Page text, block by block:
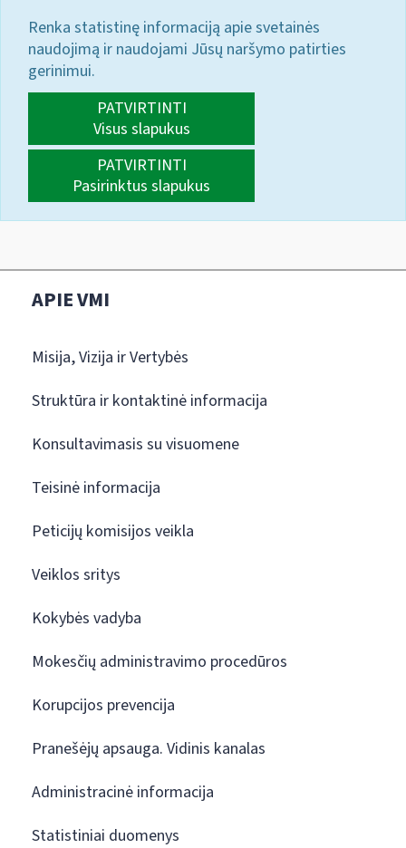
Renka statistinę informaciją apie svetainės
naudojimą ir naudojami Jūsų naršymo patirties
gerinimui.
PATVIRTINTI
Visus slapukus
PATVIRTINTI
Pasirinktus slapukus
APIE VMI
Misija, Vizija ir Vertybės
Struktūra ir kontaktinė informacija
Konsultavimasis su visuomene
Teisinė informacija
Peticijų komisijos veikla
Veiklos sritys
Kokybės vadyba
Mokesčių administravimo procedūros
Korupcijos prevencija
Pranešėjų apsauga. Vidinis kanalas
Administracinė informacija
Statistiniai duomenys